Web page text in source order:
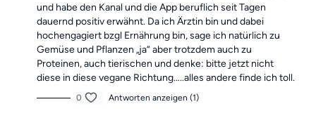
und habe den Kanal und die App beruflich seit Tagen
dauernd positiv erwähnt. Da ich Ärztin bin und dabei
hochengagiert bzgl Ernährung bin, sage ich natürlich zu
Gemüse und Pflanzen „ja“ aber trotzdem auch zu
Proteinen, auch tierischen und denke: bitte jetzt nicht
diese in diese vegane Richtung…..alles andere finde ich toll.
0 Antworten anzeigen (1)